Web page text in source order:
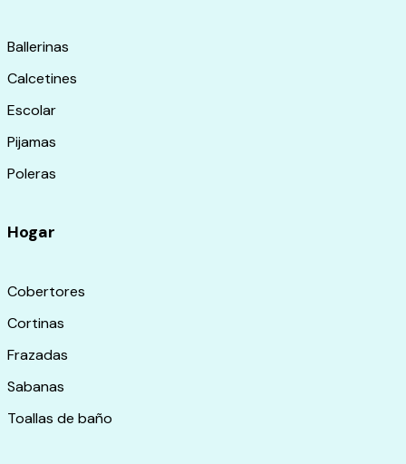
Ballerinas
Calcetines
Escolar
Pijamas
Poleras
Hogar
Cobertores
Cortinas
Frazadas
Sabanas
Toallas de baño